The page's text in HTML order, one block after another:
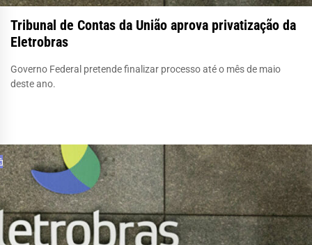
Tribunal de Contas da União aprova privatização da
Eletrobras
Governo Federal pretende finalizar processo até o mês de maio
deste ano.